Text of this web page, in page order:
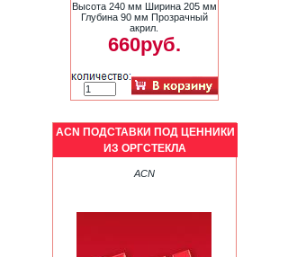
Высота 240 мм Ширина 205 мм
Глубина 90 мм Прозрачный
акрил.
660руб.
ACN ПОДСТАВКИ ПОД ЦЕННИКИ
ИЗ ОРГСТЕКЛА
ACN